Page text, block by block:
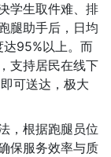
学生取件难、排
腿助手后，日均
95%以上。而
支持居民在线下
可送达，极大
，根据跑腿员位
保服务效率与质